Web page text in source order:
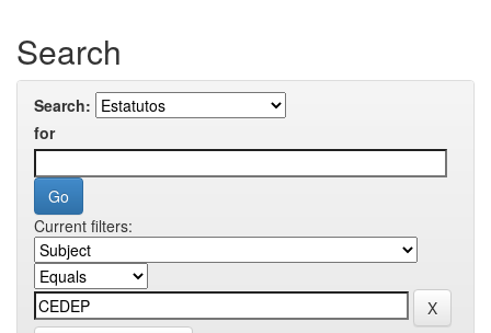
Search
Search:
for
Current filters: